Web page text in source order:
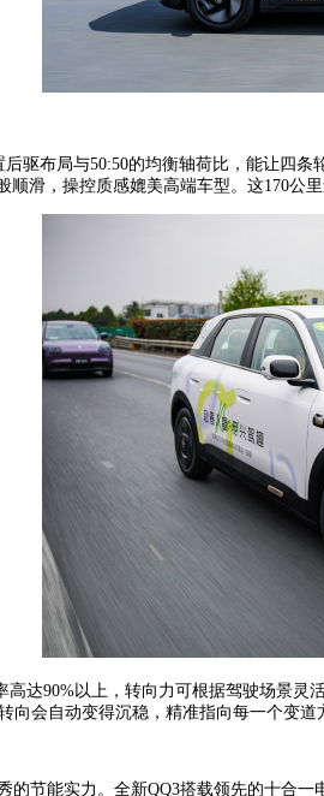
驱布局与50:50的均衡轴荷比，能让四
滑，操控质感媲美高端车型。这170公
高达90%以上，转向力可根据驾驶场景
会自动变得沉稳，精准指向每一个变
的节能实力。全新QQ3搭载领先的十合